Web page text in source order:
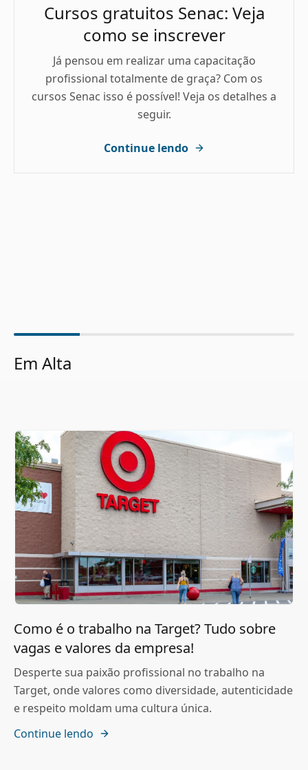
Cursos gratuitos Senac: Veja
como se inscrever
Já pensou em realizar uma capacitação
profissional totalmente de graça? Com os
cursos Senac isso é possível! Veja os detalhes a
seguir.
Continue lendo
Em Alta
Como é o trabalho na Target? Tudo sobre
vagas e valores da empresa!
Desperte sua paixão profissional no trabalho na
Target, onde valores como diversidade, autenticidade
e respeito moldam uma cultura única.
Continue lendo